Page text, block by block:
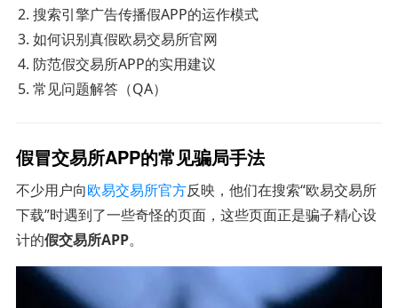
搜索引擎广告传播假APP的运作模式
如何识别真假欧易交易所官网
防范假交易所APP的实用建议
常见问题解答（QA）
假冒交易所APP的常见骗局手法
不少用户向欧易交易所官方反映，他们在搜索“欧易交易所
下载”时遇到了一些奇怪的页面，这些页面正是骗子精心设
计的假交易所APP。